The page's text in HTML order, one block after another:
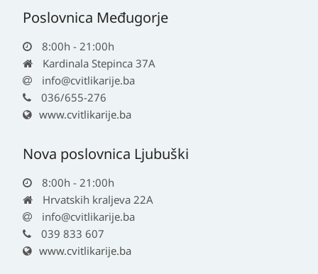
Poslovnica Međugorje
8:00h - 21:00h
Kardinala Stepinca 37A
info@cvitlikarije.ba
036/655-276
www.cvitlikarije.ba
Nova poslovnica Ljubuški
8:00h - 21:00h
Hrvatskih kraljeva 22A
info@cvitlikarije.ba
039 833 607
www.cvitlikarije.ba